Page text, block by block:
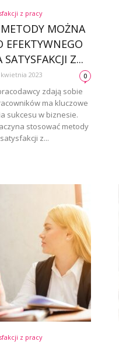
z pracy
MOŻNA
EFEKTYWNEGO
Z...
kwietnia 2023 0
zdają sobie
ma kluczowe
sukcesu w biznesie.
stosować metody
z...
z pracy